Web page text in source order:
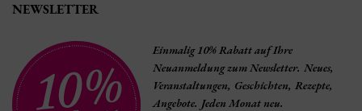
NEWSLETTER
Einmalig 10% Rabatt auf Ihre
Neuanmeldung zum Newsletter. Neues,
Veranstaltungen, Geschichten, Rezepte,
Angebote. Jeden Monat neu.